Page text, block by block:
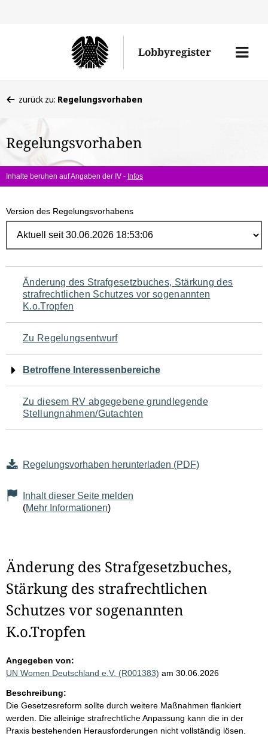
Lobbyregister
Menü
befinden
hier:
zurück zu: Regelungsvorhaben
Regelungsvorhaben
Inhalte beruhen auf Angaben der IV - Infos
Version des Regelungsvorhabens
Navigation
für
den
Seiteninhalt
Änderung des Strafgesetzbuches, Stärkung des
strafrechtlichen Schutzes vor sogenannten
K.o.Tropfen
Zu Regelungsentwurf
Betroffene Interessenbereiche
Zu diesem RV abgegebene grundlegende
Stellungnahmen/Gutachten
Regelungsvorhaben herunterladen (PDF)
Inhalt dieser Seite melden
(Mehr Informationen)
Änderung des Strafgesetzbuches,
Stärkung des strafrechtlichen
Schutzes vor sogenannten
K.o.Tropfen
Angegeben von:
UN Women Deutschland e.V. (R001383) am 30.06.2026
Beschreibung:
Die Gesetzesreform sollte durch weitere Maßnahmen flankiert
werden. Die alleinige strafrechtliche Anpassung kann die in der
Praxis bestehenden Herausforderungen nicht vollständig lösen.